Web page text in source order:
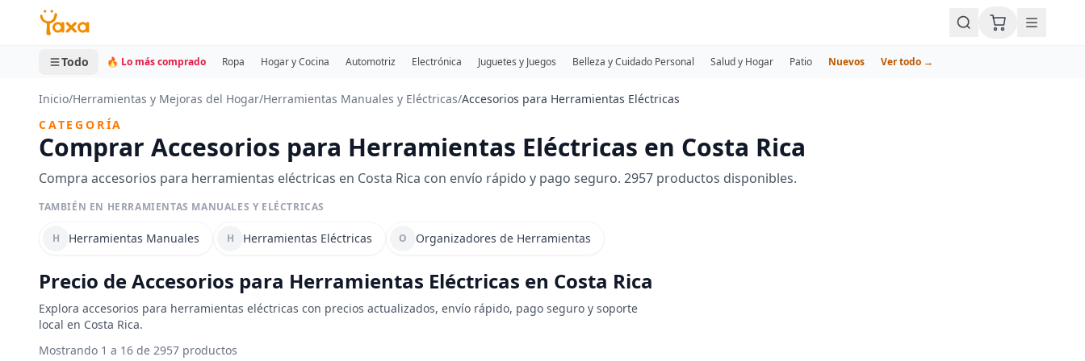
MINI CARRITO
0 productos
Todo 🔥 Lo más comprado Ropa Hogar y Cocina Automotriz Electrónica Juguetes y Juegos Belleza y Cuidado Personal Salud y Hogar Patio Nuevos Ver todo →
Inicio/Herramientas y Mejoras del Hogar/Herramientas Manuales y Eléctricas/Accesorios para Herramientas Eléctricas
CATEGORÍA
Comprar Accesorios para Herramientas Eléctricas en Costa Rica
Compra accesorios para herramientas eléctricas en Costa Rica con envío rápido y pago seguro. 2957 productos disponibles.
TAMBIÉN EN HERRAMIENTAS MANUALES Y ELÉCTRICAS
H Herramientas Manuales H Herramientas Eléctricas O Organizadores de Herramientas
Precio de Accesorios para Herramientas Eléctricas en Costa Rica
Explora accesorios para herramientas eléctricas con precios actualizados, envío rápido, pago seguro y soporte
local en Costa Rica.
Mostrando 1 a 16 de 2957 productos